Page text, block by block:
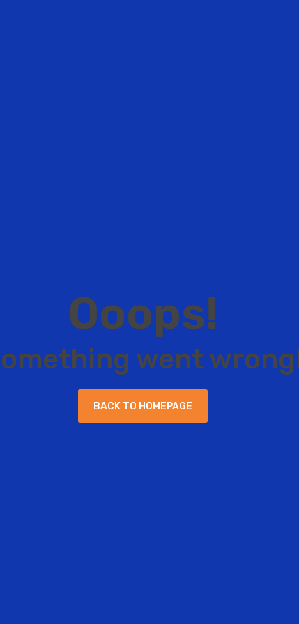
Ooops!
omething went wrong
BACK TO HOM EPAG E